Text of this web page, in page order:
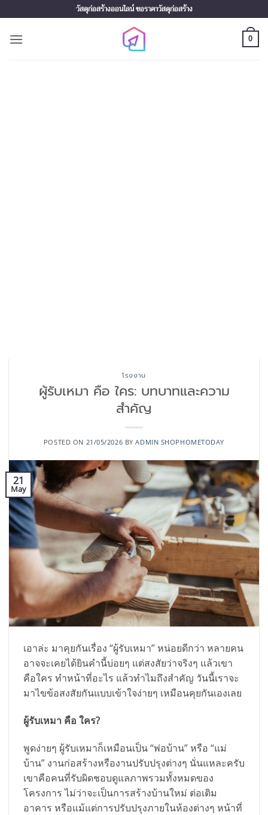
to
content
วัสดุก่อสร้างออนไลน์ ขอราคาวัสดุก่อสร้าง
0
โรงงาน
ผู้รับเหมา คือ ใคร: บทบาทและความ
สำคัญ
POSTED ON 21/05/2026 BYADMIN SHOPHOMETODAY
21
May
เอาล่ะ มาคุยกันเรื่อง “ผู้รับเหมา” หน่อยดีกว่า หลายคน
อาจจะเคยได้ยินคำนี้บ่อยๆ แต่สงสัยว่าจริงๆ แล้วเขา
คือใคร ทำหน้าที่อะไร แล้วทำไมถึงสำคัญ วันนี้เราจะ
มาไขข้อสงสัยกันแบบเข้าใจง่ายๆ เหมือนคุยกันเองเลย
ผู้รับเหมา คือ ใคร?
พูดง่ายๆ ผู้รับเหมาก็เหมือนเป็น “พ่อบ้าน” หรือ “แม่
บ้าน” งานก่อสร้างหรืองานปรับปรุงต่างๆ นั่นแหละครับ
เขาคือคนที่รับผิดชอบดูแลภาพรวมทั้งหมดของ
โครงการ ไม่ว่าจะเป็นการสร้างบ้านใหม่ ต่อเติม
อาคาร หรือแม้แต่การปรับปรุงภายในห้องต่างๆ หน้าที่